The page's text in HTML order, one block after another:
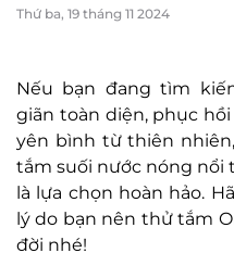
Thứ ba, 19 tháng 11 2024
Nếu bạn đang tìm
giãn toàn diện, phục
yên bình từ thiên
tắm suối nước nóng nổi
là lựa chọn hoàn hảo.
lý do bạn nên thử tắm
đời nhé!